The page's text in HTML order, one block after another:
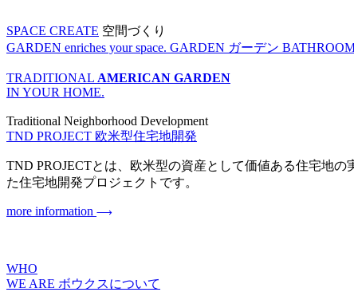
SPACE CREATE 空間づくり
GARDEN enriches your space. GARDEN ガーデン BATHROOM
TRADITIONAL AMERICAN GARDEN
IN YOUR HOME.
Traditional Neighborhood Development
TND PROJECT 欧米型住宅地開発
TND PROJECTとは、欧米型の資産として価値ある住宅地の
た住宅地開発プロジェクトです。
more information
WHO
WE ARE ボウクスについて